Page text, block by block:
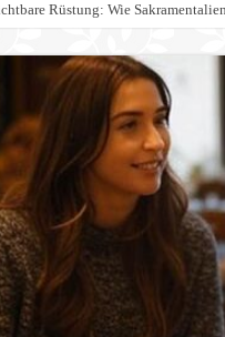
Rüstung: Wie